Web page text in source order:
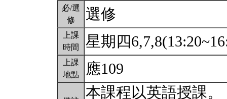
必/選
修
選修
上課
時間
星期四
上課
地點
應109
本課程以英語授課。